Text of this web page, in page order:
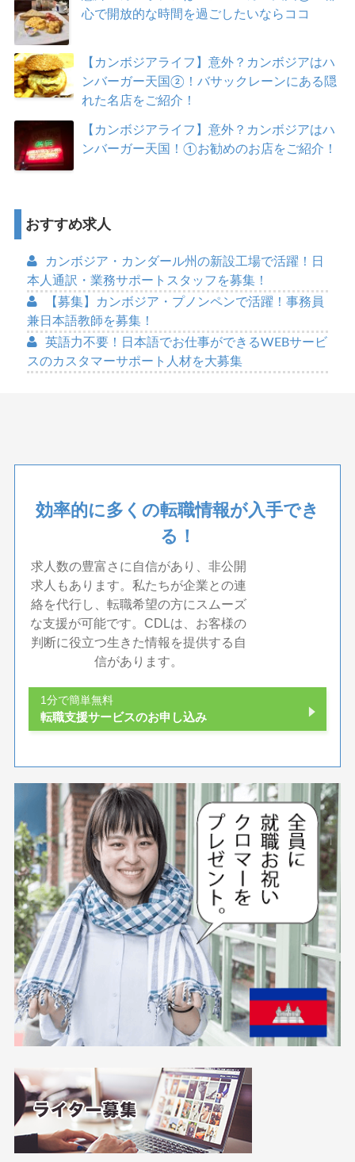
心で開放的な時間を過ごしたいならココ
【カンボジアライフ】意外？カンボジアはハ
ンバーガー天国②！バサックレーンにある隠
れた名店をご紹介！
【カンボジアライフ】意外？カンボジアはハ
ンバーガー天国！①お勧めのお店をご紹介！
おすすめ求人
カンボジア・カンダール州の新設工場で活躍！日
本人通訳・業務サポートスタッフを募集！
【募集】カンボジア・プノンペンで活躍！事務員
兼日本語教師を募集！
英語力不要！日本語でお仕事ができるWEBサービ
スのカスタマーサポート人材を大募集
効率的に多くの転職情報が入手でき
る！
求人数の豊富さに自信があり、非公開
求人もあります。私たちが企業との連
絡を代行し、転職希望の方にスムーズ
な支援が可能です。CDLは、お客様の
判断に役立つ生きた情報を提供する自
信があります。
1分で簡単無料
転職支援サービスのお申し込み